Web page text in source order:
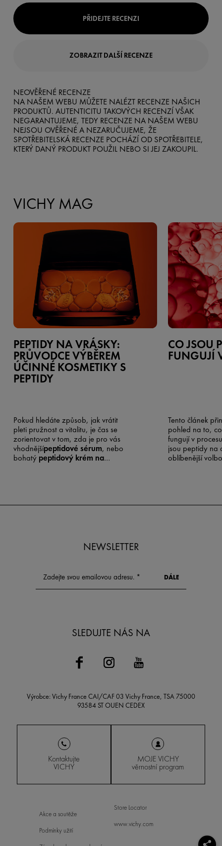
PŘIDEJTE RECENZI
ZOBRAZIT DALŠÍ RECENZE
NEOVĚŘENÉ RECENZE
NA NAŠEM WEBU MŮŽETE NALÉZT RECENZE NAŠICH
PRODUKTŮ. AUTENTICITU TAKOVÝCH RECENZÍ VŠAK
NEGARANTUJEME, TEDY RECENZE NA NAŠEM WEBU
NEJSOU OVĚŘENÉ A NEZARUČUJEME, ŽE
SPOTŘEBITELSKÁ RECENZE POCHÁZÍ OD SPOTŘEBITELE,
KTERÝ DANÝ PRODUKT POUŽIL NEBO SI JEJ ZAKOUPIL.
VICHY MAG
PEPTIDY NA VRÁSKY:
PRŮVODCE VÝBĚREM
ÚČINNÉ KOSMETIKY S
PEPTIDY
Pokud hledáte způsob, jak vrátit
pleti pružnost a vitalitu, je čas se
zorientovat v tom, zda je pro vás
vhodnějšípeptidové sérum, nebo
bohatý peptidový krém na
CO JSOU
FUNGUJÍ
Tento článek
pohled na to,
fungují v
jsou peptidy na
oblíbenější
NEWSLETTER
SLEDUJTE NÁS NA
Výrobce: Vichy France CAI/CAF 03 Vichy France, TSA 75000
93584 ST OUEN CEDEX
Kontaktujte
VICHY
MOJE VICHY
věrnostní program
Akce a soutěže
Podmínky užití
Store Locator
www.vichy.com